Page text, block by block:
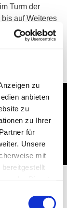
zu
anbieten
zu
zu Ihrer
für
Unsere
mit
Turm der
auf Weiteres
Verständnis.